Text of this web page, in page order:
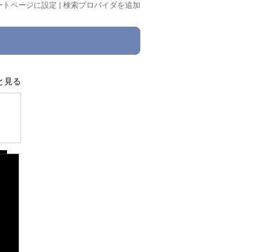
トページに設定 | 検索プロバイダを追加
見る